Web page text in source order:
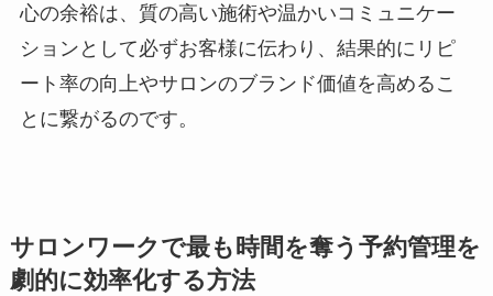
心の余裕は、質の高い施術や温かいコミュニケー
ションとして必ずお客様に伝わり、結果的にリピ
ート率の向上やサロンのブランド価値を高めるこ
とに繋がるのです。
サロンワークで最も時間を奪う予約管理を
劇的に効率化する方法